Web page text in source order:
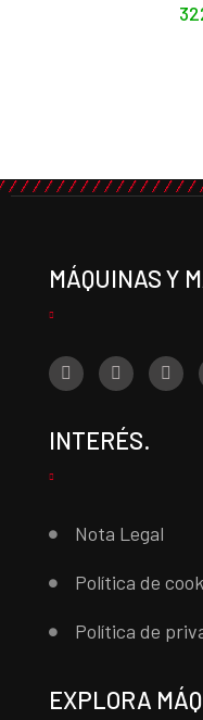
MÁQUINAS Y
INTERÉS.
Nota Legal
Política de
Política de
EXPLORA